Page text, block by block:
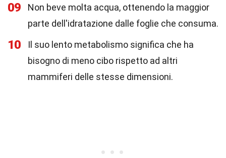
09
Non beve molta acqua, ottenendo la maggior
parte dell'idratazione dalle foglie che consuma.
10
Il suo lento metabolismo significa che ha
bisogno di meno cibo rispetto ad altri
mammiferi delle stesse dimensioni.